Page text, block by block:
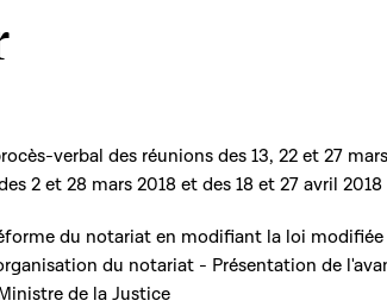
verbal des réunions des 13, 22 et 27 mars
2 et 28 mars 2018 et des 18 et 27 avril 2018
du notariat en modifiant la loi modifiée
du notariat - Présentation de
de la Justice